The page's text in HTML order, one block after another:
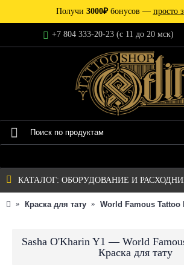
Получи 3000₽бонусов — просто
+7 804 333-20-23 (c 11 до 20 мск)
КАТАЛОГ: ОБОРУДОВАНИЕ И
Краска для тату World Famous Tattoo
Sasha O'Kharin Y1 — World
Краска для тату